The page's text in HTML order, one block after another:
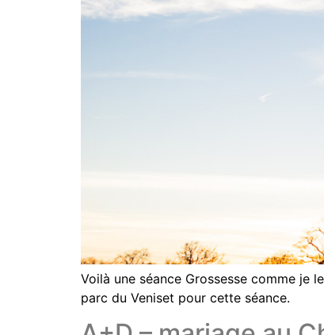
Voilà une séance Grossesse comme je
parc du Veniset pour cette séance.